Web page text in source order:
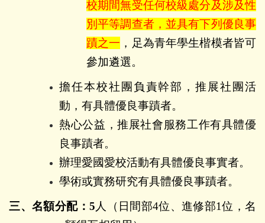
校期間無受任何校級處分及涉及性
別平等調查者，並具有下列優良事
蹟之一 ，足為青年學生楷模者皆可
參加遴選。
擔任本校社團負責幹部，推展社團活
動，有具體優良事蹟者。
熱心公益，推展社會服務工作有具體優
良事蹟者。
辦理愛國愛校活動有具體優良事實者。
學術或實務研究有具體優良事蹟者。
三、名額分配： 5 人（日間部4位、進修部1位，名